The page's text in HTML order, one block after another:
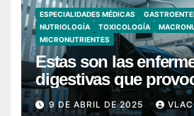
ESPECIALIDADES MÉDICAS
NUTRIOLOGÍA
TOXICOLOGÍA
MICRONUTRIENTES
Estas son las
digestivas que
hospitalizaciones en
9 DE ABRIL DE 2025